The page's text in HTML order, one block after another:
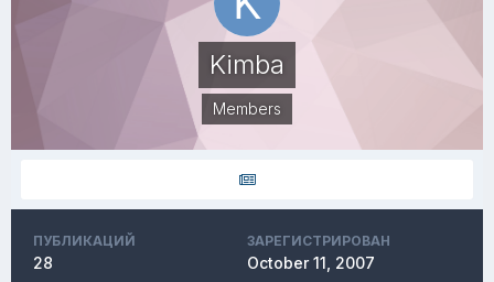
Kimba
Members
ПУБЛИКАЦИЙ
28
ЗАРЕГИСТРИРОВАН
October 11, 2007